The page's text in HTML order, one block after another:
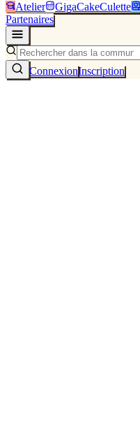
Atelier GigaCakeCulette
Partenaires
ConnexionInscription